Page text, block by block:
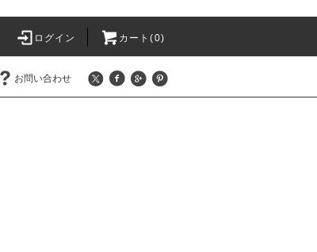
ログイン カート(0)
お問い合わせ